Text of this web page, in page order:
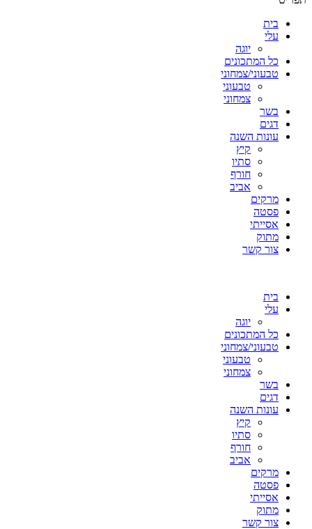
בית
עלי
יוגה
כל המתכונים
טבעוני/צמחוני
טבעוני
צמחוני
בשר
דגים
עונות השנה
קיץ
סתיו
חורף
אביב
מרקים
פסטה
אסייתי
מתוק
צור קשר
בית
עלי
יוגה
כל המתכונים
טבעוני/צמחוני
טבעוני
צמחוני
בשר
דגים
עונות השנה
קיץ
סתיו
חורף
אביב
מרקים
פסטה
אסייתי
מתוק
צור קשר